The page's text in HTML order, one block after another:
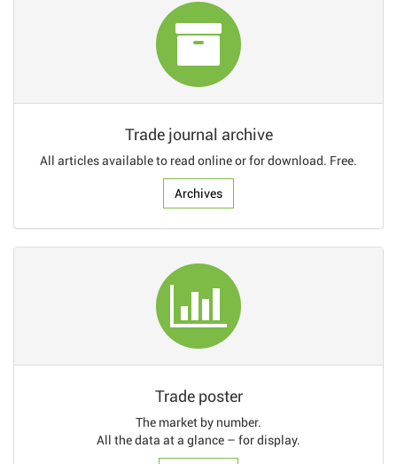
Trade journal archive
All articles available to read online or for download. Free.
Archives
Trade poster
The market by number.
All the data at a glance – for display.